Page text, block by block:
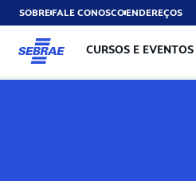
SOBREFALE CONOSCOENDEREÇOS
CURSOS E EVENTOS